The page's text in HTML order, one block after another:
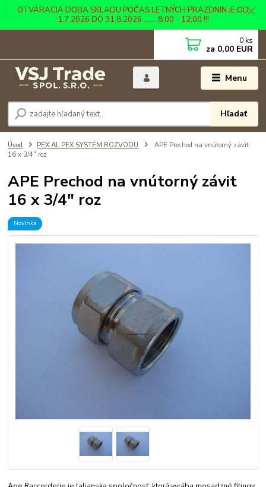
OTVÁRACIA DOBA SKLADU POČAS LETNÝCH PRÁZDNIN JE OD
1.7.2026 DO 31.8.2026 ....... 8:00 - 12:00 !!!
Menu
Hľadať
0 ks
za 0,00 EUR
Úvod PEX AL PEX SYSTÉM ROZVODU
APE Prechod na vnútorný závit
16 x 3/4" roz
APE Prechod na vnútorný závit
16 x 3/4" roz
Novinka